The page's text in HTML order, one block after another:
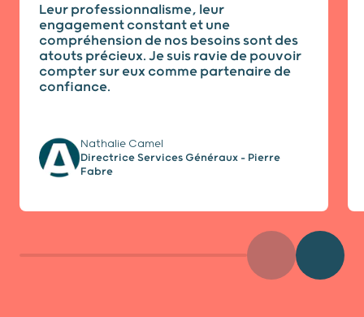
Leur professionnalisme, leur
engagement constant et une
compréhension de nos besoins sont des
atouts précieux. Je suis ravie de pouvoir
compter sur eux comme partenaire de
confiance.
Nathalie Camel
Directrice Services Généraux - Pierre
Fabre
Précédent